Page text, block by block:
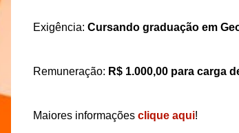
Exigência: Cursando graduação em
Remuneração: R$ 1.000,00 para carga
Maiores informações clique aqui!